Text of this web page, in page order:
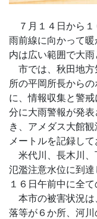
７月１４日から１
雨前線に向かって
内は広い範囲で大雨
市では、秋田地方
所の平岡所長から
に、情報収集と警
分に大雨警報が発
き、アメダス大館
メートルを記録して
米代川、長木川、
氾濫注意水位に到達
１６日午前中に全
本市の被害状況は
落等が６か所、河